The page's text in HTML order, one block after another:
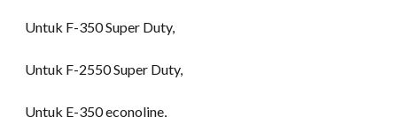
Untuk F-350 Super Duty,
Untuk F-2550 Super Duty,
Untuk E-350 econoline,